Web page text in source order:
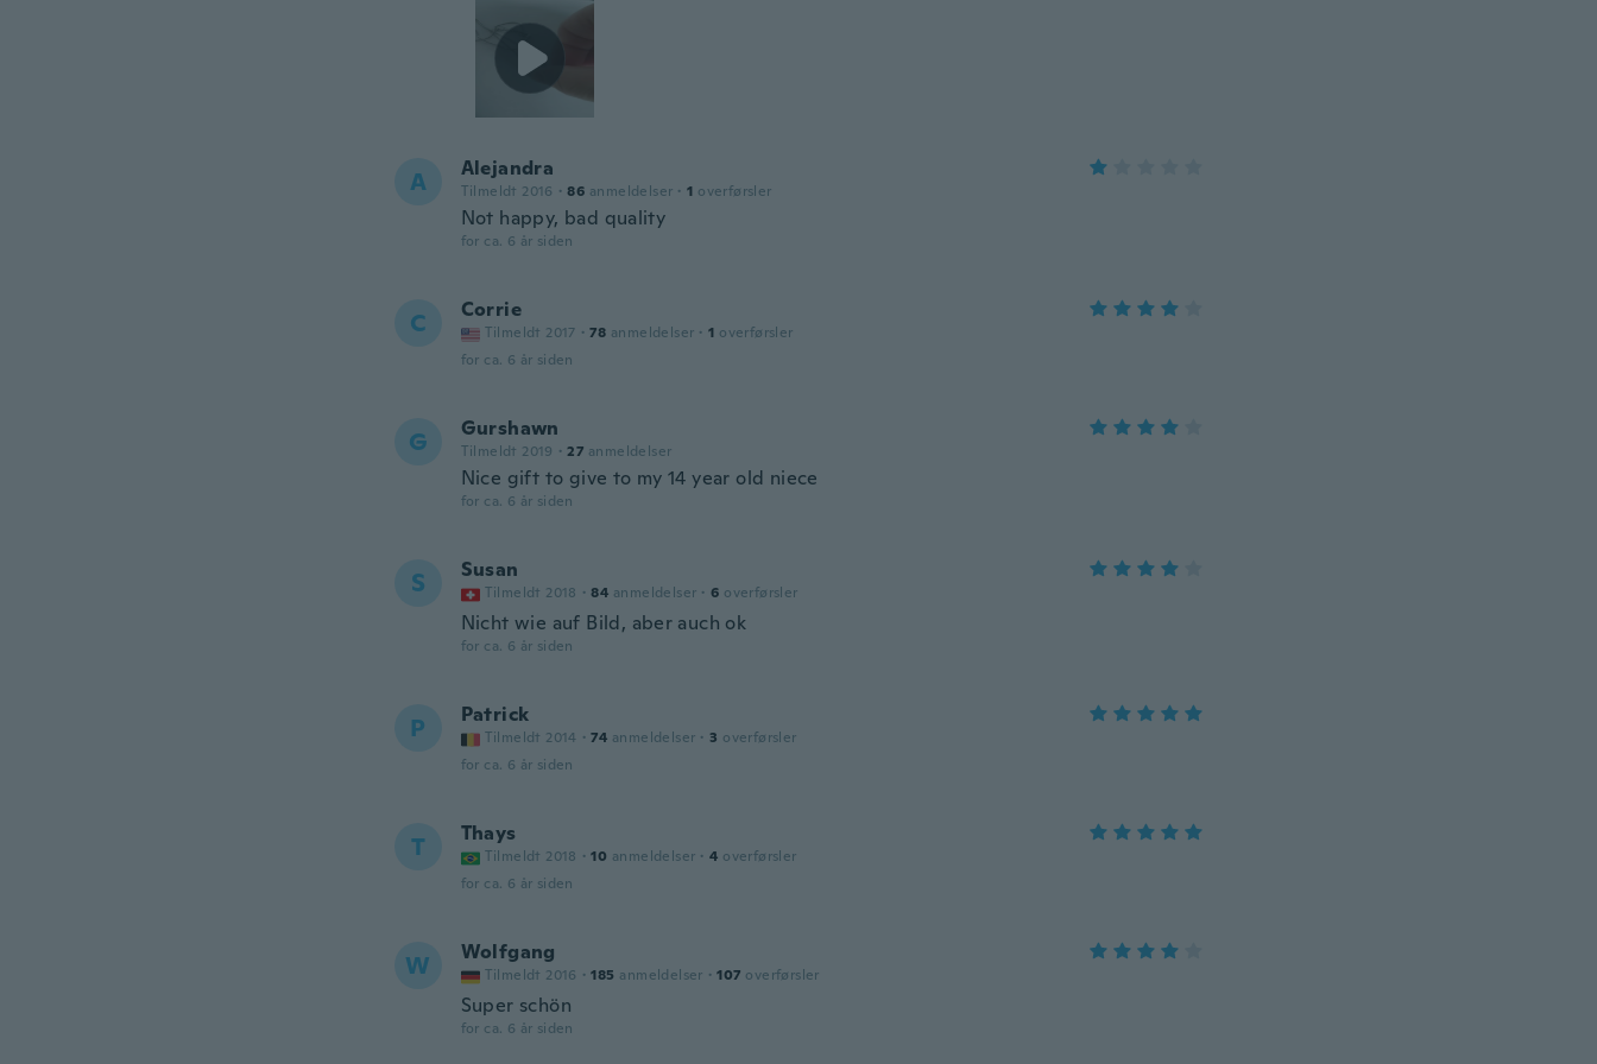
A Alejandra
Tilmeldt 2016 · 86 anmeldelser · 1 overførsler
Not happy, bad quality
for ca. 6 år siden
C Corrie
Tilmeldt 2017 · 78 anmeldelser · 1 overførsler
for ca. 6 år siden
G Gurshawn
Tilmeldt 2019 · 27 anmeldelser
Nice gift to give to my 14 year old niece
for ca. 6 år siden
S Susan
Tilmeldt 2018 · 84 anmeldelser · 6 overførsler
Nicht wie auf Bild, aber auch ok
for ca. 6 år siden
P Patrick
Tilmeldt 2014 · 74 anmeldelser · 3 overførsler
for ca. 6 år siden
T Thays
Tilmeldt 2018 · 10 anmeldelser · 4 overførsler
for ca. 6 år siden
W Wolfgang
Tilmeldt 2016 · 185 anmeldelser · 107 overførsler
Super schön
for ca. 6 år siden